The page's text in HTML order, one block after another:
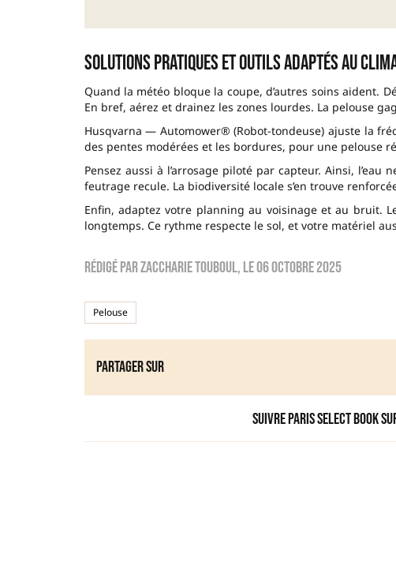
Solutions pratiques et outils adaptés au
Quand la météo bloque la coupe, d’autres soins aident.
En bref, aérez et drainez les zones lourdes. La pelouse
Husqvarna — Automower® (Robot-tondeuse) ajuste la
des pentes modérées et les bordures, pour une pelouse
Pensez aussi à l’arrosage piloté par capteur. Ainsi,
feutrage recule. La biodiversité locale s’en trouve
Enfin, adaptez votre planning au voisinage et au bruit.
longtemps. Ce rythme respecte le sol, et votre matériel
Rédigé parzaccharie touboul, le06 octobre 2025
Pelouse
Partager sur
Suivre Paris Select Book